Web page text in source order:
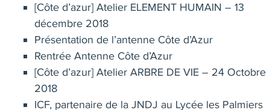
[Côte d’azur] Atelier ELEMENT HUMAIN – 13
décembre 2018
Présentation de l’antenne Côte d’Azur
Rentrée Antenne Côte d’Azur
[Côte d’azur] Atelier ARBRE DE VIE – 24 Octobre
2018
ICF, partenaire de la JNDJ au Lycée les Palmiers